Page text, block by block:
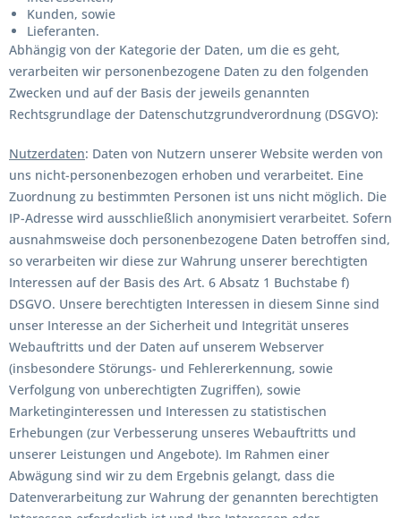
Kunden, sowie
Lieferanten.
Abhängig von der Kategorie der Daten, um die es geht,
verarbeiten wir personenbezogene Daten zu den folgenden
Zwecken und auf der Basis der jeweils genannten
Rechtsgrundlage der Datenschutzgrundverordnung (DSGVO):
Nutzerdaten: Daten von Nutzern unserer Website werden von
uns nicht-personenbezogen erhoben und verarbeitet. Eine
Zuordnung zu bestimmten Personen ist uns nicht möglich. Die
IP-Adresse wird ausschließlich anonymisiert verarbeitet. Sofern
ausnahmsweise doch personenbezogene Daten betroffen sind,
so verarbeiten wir diese zur Wahrung unserer berechtigten
Interessen auf der Basis des Art. 6 Absatz 1 Buchstabe f)
DSGVO. Unsere berechtigten Interessen in diesem Sinne sind
unser Interesse an der Sicherheit und Integrität unseres
Webauftritts und der Daten auf unserem Webserver
(insbesondere Störungs- und Fehlererkennung, sowie
Verfolgung von unberechtigten Zugriffen), sowie
Marketinginteressen und Interessen zu statistischen
Erhebungen (zur Verbesserung unseres Webauftritts und
unserer Leistungen und Angebote). Im Rahmen einer
Abwägung sind wir zu dem Ergebnis gelangt, dass die
Datenverarbeitung zur Wahrung der genannten berechtigten